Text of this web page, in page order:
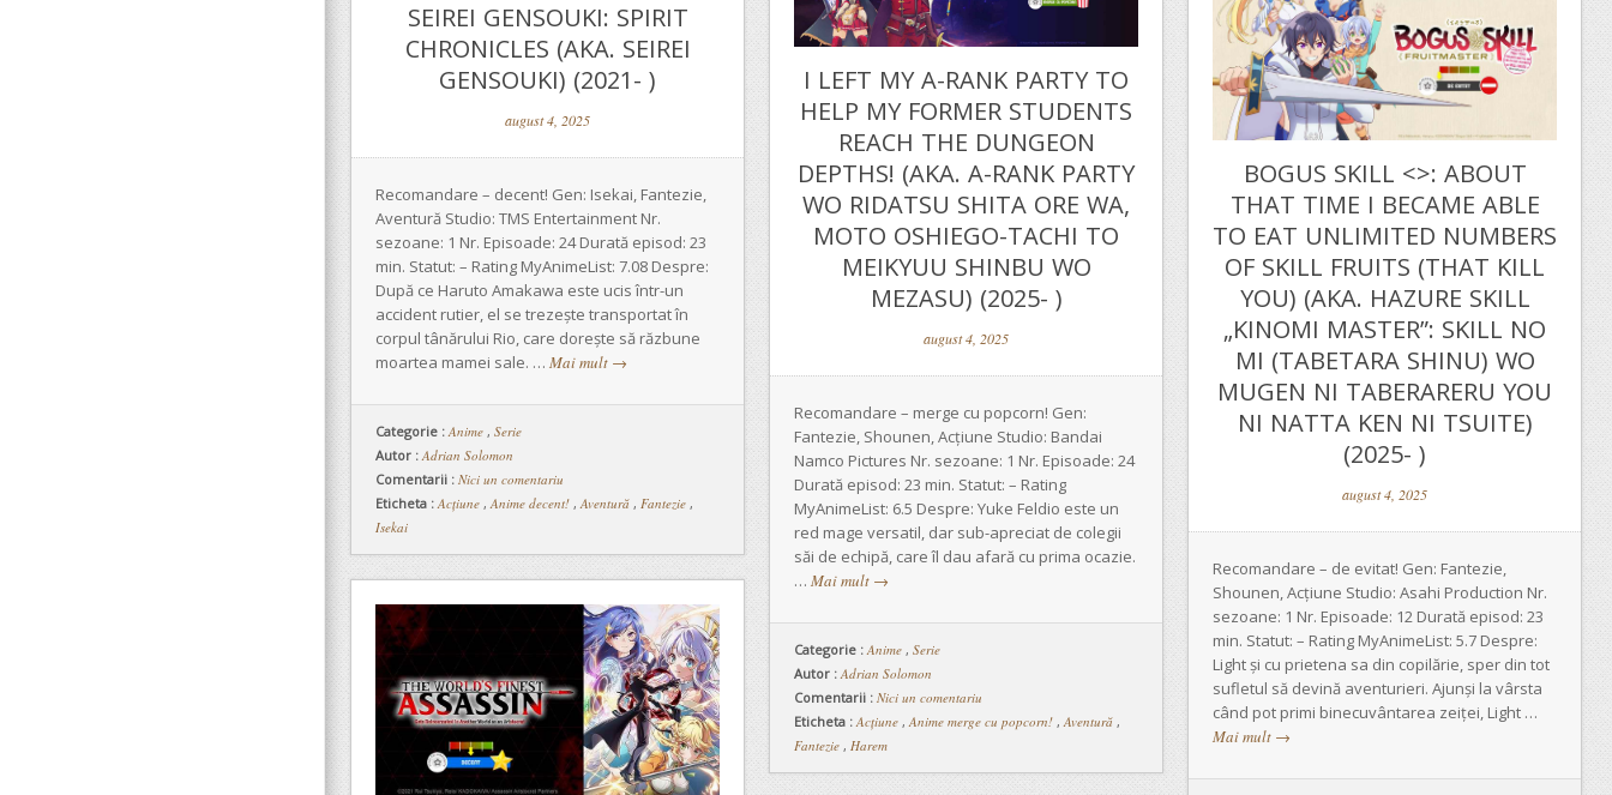
SEIREI GENSOUKI: SPIRIT
CHRONICLES (AKA. SEIREI
GENSOUKI) (2021- )
august 4, 2025
Recomandare – decent! Gen: Isekai, Fantezie,
Aventură Studio: TMS Entertainment Nr.
sezoane: 1 Nr. Episoade: 24 Durată episod: 23
min. Statut: – Rating MyAnimeList: 7.08 Despre:
După ce Haruto Amakawa este ucis într-un
accident rutier, el se trezește transportat în
corpul tânărului Rio, care dorește să răzbune
moartea mamei sale. … Mai mult →
Categorie :Anime , Serie
Autor : Adrian Solomon
Comentarii : Nici un comentariu
Eticheta : Acțiune ,Anime decent! ,Aventură , Fantezie ,
Isekai
I LEFT MY A-RANK PARTY TO
HELP MY FORMER STUDENTS
REACH THE DUNGEON
DEPTHS! (AKA. A-RANK PARTY
WO RIDATSU SHITA ORE WA,
MOTO OSHIEGO-TACHI TO
MEIKYUU SHINBU WO
MEZASU) (2025- )
august 4, 2025
Recomandare – merge cu popcorn! Gen:
Fantezie, Shounen, Acțiune Studio: Bandai
Namco Pictures Nr. sezoane: 1 Nr. Episoade: 24
Durată episod: 23 min. Statut: – Rating
MyAnimeList: 6.5 Despre: Yuke Feldio este un
red mage versatil, dar sub-apreciat de colegii
săi de echipă, care îl dau afară cu prima ocazie.
… Mai mult →
Categorie :Anime , Serie
Autor : Adrian Solomon
Comentarii : Nici un comentariu
Eticheta : Acțiune ,Anime merge cu popcorn! ,Aventură ,
Fantezie , Harem
BOGUS SKILL <>: ABOUT
THAT TIME I BECAME ABLE
TO EAT UNLIMITED NUMBERS
OF SKILL FRUITS (THAT KILL
YOU) (AKA. HAZURE SKILL
„KINOMI MASTER”: SKILL NO
MI (TABETARA SHINU) WO
MUGEN NI TABERARERU YOU
NI NATTA KEN NI TSUITE)
(2025- )
august 4, 2025
Recomandare – de evitat! Gen: Fantezie,
Shounen, Acțiune Studio: Asahi Production Nr.
sezoane: 1 Nr. Episoade: 12 Durată episod: 23
min. Statut: – Rating MyAnimeList: 5.7 Despre:
Light și cu prietena sa din copilărie, sper din tot
sufletul să devină aventurieri. Ajunși la vârsta
când pot primi binecuvântarea zeiței, Light …
Mai mult →